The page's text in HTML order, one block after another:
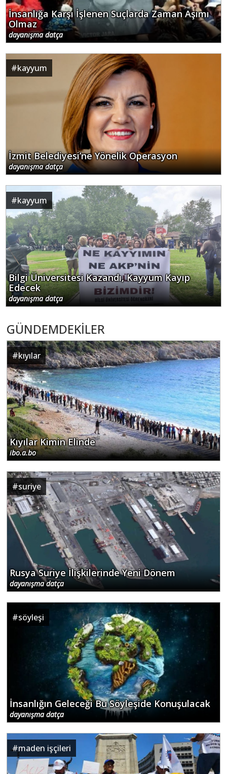
İnsanlığa Karşı İşlenen Suçlarda Zaman Aşımı
Olmaz
dayanışma datça
#kayyum
İzmit Belediyesi’ne Yönelik Operasyon
dayanışma datça
#kayyum
Bilgi Üniversitesi Kazandı, Kayyum Kayıp
Edecek
dayanışma datça
GÜNDEMDEKİLER
#kıyılar
Kıyılar Kimin Elinde
ibo.a.bo
#suriye
Rusya Suriye İlişkilerinde Yeni Dönem
dayanışma datça
#söyleşi
İnsanlığın Geleceği Bu Söyleşide Konuşulacak
dayanışma datça
#maden işçileri